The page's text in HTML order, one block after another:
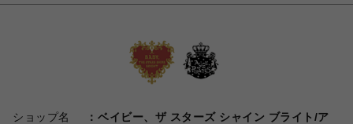
ショップ名
ベイビー、ザ スターズ シャイン ブライト/ア